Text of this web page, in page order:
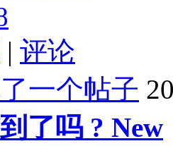
| 评论
一个帖子
了吗 ? New